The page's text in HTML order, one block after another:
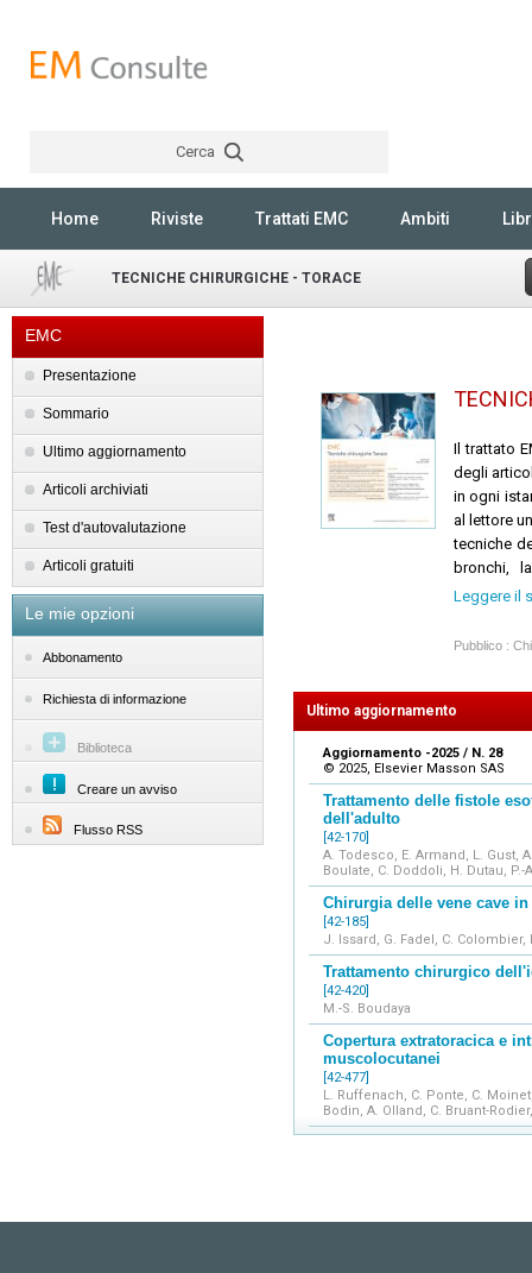
Cerca
Home Riviste Trattati EMC Ambiti
TECNICHE CHIRURGICHE - TORACE
EMC
Presentazione
Sommario
Ultimo aggiornamento
Articoli archiviati
Test d'autovalutazione
Articoli gratuiti
Le mie opzioni
Abbonamento
Richiesta di informazione
Biblioteca
Creare un avviso
Flusso RSS
Il trattato
degli
in ogni
al lettore
tecniche
bronchi,
annuale.
animano
Leggere il
Pubblico :
Ultimo aggiornamento
Aggiornamento -2025 / N. 28
© 2025, Elsevier Masson SAS
Trattamento delle fistole
dell'adulto
[42-170]
A. Todesco, E. Armand, L. Gust,
Boulate, C. Doddoli, H. Dutau,
Chirurgia delle vene cave
[42-185]
J. Issard, G. Fadel, C. Colombier,
Trattamento chirurgico
[42-420]
M.-S. Boudaya
Copertura extratoracica e
muscolocutanei
[42-477]
L. Ruffenach, C. Ponte, C.
Bodin, A. Olland, C. Bruant-